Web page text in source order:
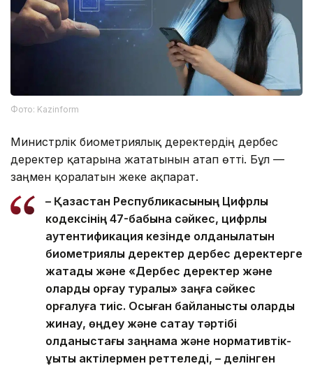
Фото: Kazinform
Министрлік биометриялық деректердің дербес
деректер қатарына жататынын атап өтті. Бұл —
заңмен қорғалатын жеке ақпарат.
– Қазақстан Республикасының Цифрлық
кодексінің 47-бабына сәйкес, цифрлық
аутентификация кезінде қолданылатын
биометриялық деректер дербес деректерге
жатады және «Дербес деректер және
оларды қорғау туралы» заңға сәйкес
қорғалуға тиіс. Осыған байланысты оларды
жинау, өңдеу және сақтау тәртібі
қолданыстағы заңнама және нормативтік-
құқықтық актілермен реттеледі, – делінген